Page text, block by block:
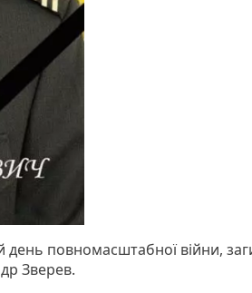
повномасштабної війни,
Зверев.